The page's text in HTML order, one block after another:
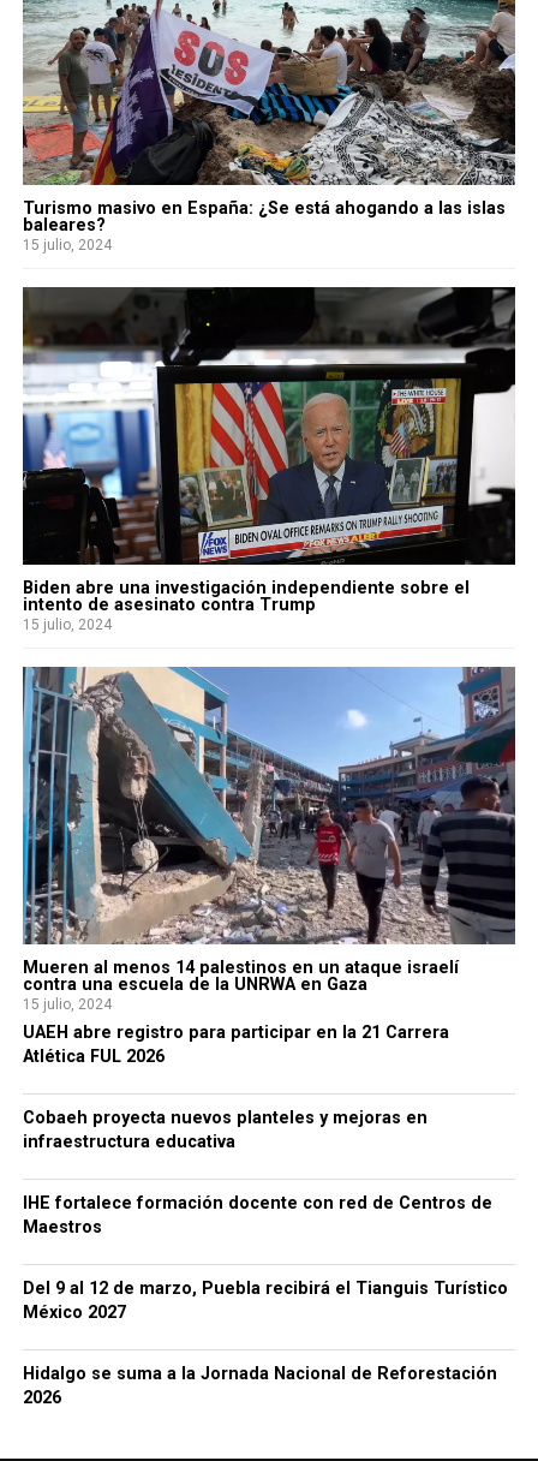
Turismo masivo en España: ¿Se está ahogando a las islas
baleares?
15 julio, 2024
Biden abre una investigación independiente sobre el
intento de asesinato contra Trump
15 julio, 2024
Mueren al menos 14 palestinos en un ataque israelí
contra una escuela de la UNRWA en Gaza
15 julio, 2024
UAEH abre registro para participar en la 21 Carrera
Atlética FUL 2026
Cobaeh proyecta nuevos planteles y mejoras en
infraestructura educativa
IHE fortalece formación docente con red de Centros de
Maestros
Del 9 al 12 de marzo, Puebla recibirá el Tianguis Turístico
México 2027
Hidalgo se suma a la Jornada Nacional de Reforestación
2026